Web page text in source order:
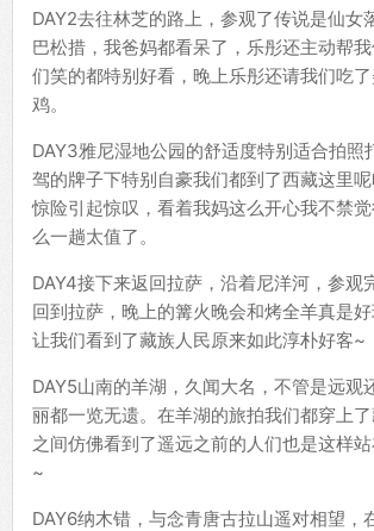
DAY2去往林芝的路上，参观了传说是仙
巴松措，我爸妈都看呆了，乐彤还主动帮
们笑的都特别好看，晚上乐彤还请我们吃
鸡。
DAY3雅尼湿地公园的舒适度特别适合拍照
驾的牌子下特别自豪我们都到了西藏这里
惊险引起惊叹，看着我妈这么开心我不禁
么一趟太值了。
DAY4接下来返回拉萨，沿着尼洋河，参观
回到拉萨，晚上的篝火晚会和烤全羊真是
让我们看到了藏族人民原来如此淳朴好客~
DAY5山南的羊湖，久闻大名，不管是远观
丽都一览无遗。在羊湖的旅拍我们都穿上
之间仿佛看到了遥远之前的人们也是这样
~
DAY6纳木错，与念青唐古拉山遥对相望，